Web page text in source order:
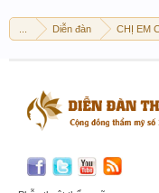
Diễn đàn CHỊ EM